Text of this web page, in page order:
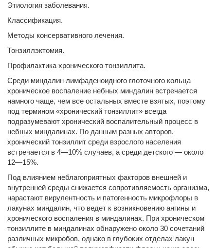
Этиология заболевания.
Классификация.
Методы консервативного лечения.
Тонзиллэктомия.
Профилактика хронического тонзиллита.
Среди миндалин лимфаденоидного глоточного кольца
хроническое воспаление небных миндалин встречается
намного чаще, чем все остальных вместе взятых, поэтому
под термином «хронический тонзиллит» всегда
подразумевают хронический воспалительный процесс в
небных миндалинах. По данным разных авторов,
хронический тонзиллит среди взрослого населения
встречается в 4—10% случаев, а среди детского — около
12—15%.
Под влиянием неблагоприятных факторов внешней и
внутренней среды снижается сопротивляемость организма,
нарастают вирулентность и патогенность микрофлоры в
лакунах миндалин, что ведет к возникновению ангины и
хронического воспаления в миндалинах. При хроническом
тонзиллите в миндалинах обнаружено около 30 сочетаний
различных микробов, однако в глубоких отделах лакун